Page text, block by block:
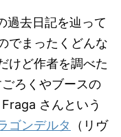
過去日記を辿って
でまったくどんな
けど作者を調べた
ろくやブースの
さんという
ゴンデルタ
（リヴ